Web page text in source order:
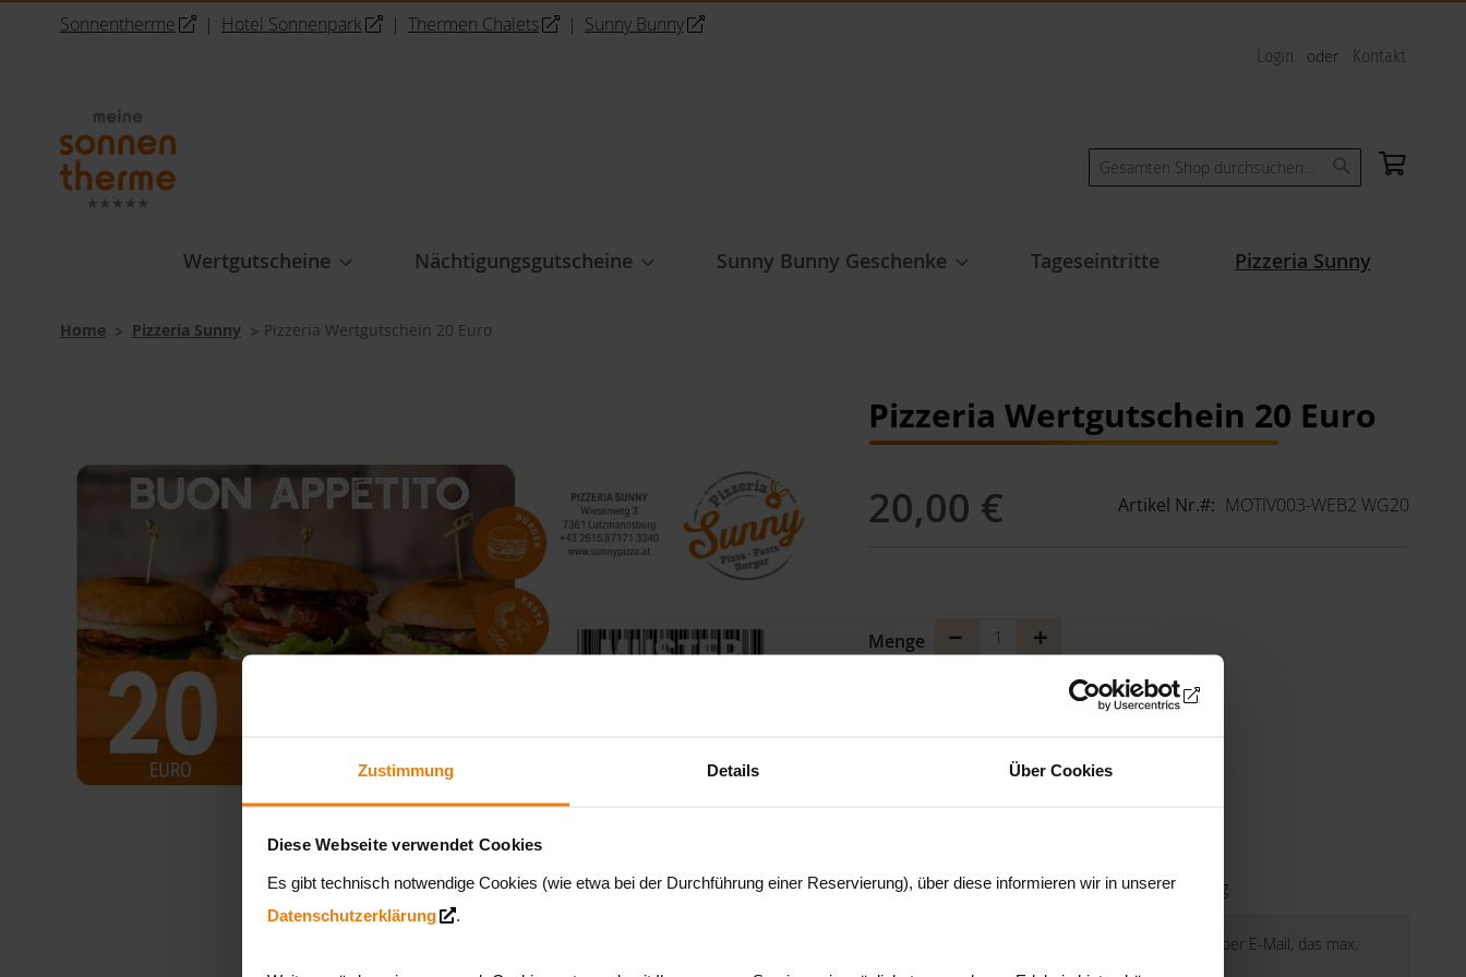
Zustimmung Details Über Cookies
Diese Webseite verwendet Cookies
Es gibt technisch notwendige Cookies (wie etwa bei der Durchführung einer Reservierung), über diese informieren wir in unserer
Datenschutzerklärung
.
Sonnentherme | Hotel Sonnenpark | Thermen Chalets | Sunny Bunny
Inhalt
Login Kontakt
Mein
Wertgutscheine Nächtigungsgutscheine Sunny Bunny Geschenke Tageseintritte Pizzeria Sunny
Home Pizzeria Sunny Pizzeria Wertgutschein 20 Euro
Ende
Bildergalerie
springen
Pizzeria Wertgutschein 20 Euro
20,00 € Artikel Nr. MOTIV003-WEB2 WG20
Menge
verringern
erhöhen
In den Warenkorb
Einlösbar in der Pizzeria Sunny Lutzmannsburg
Bitte beachten Sie bei Zustellung der Gutscheine per E-Mail, das max.